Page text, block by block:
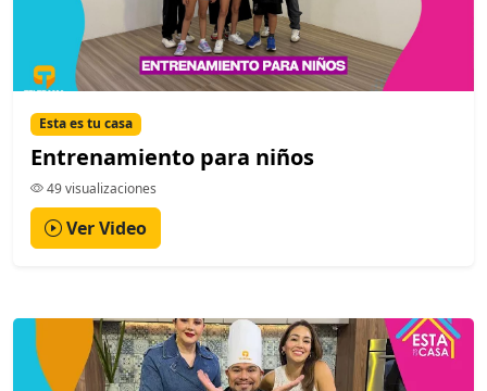
Esta es tu casa
Entrenamiento para niños
49 visualizaciones
Ver Video